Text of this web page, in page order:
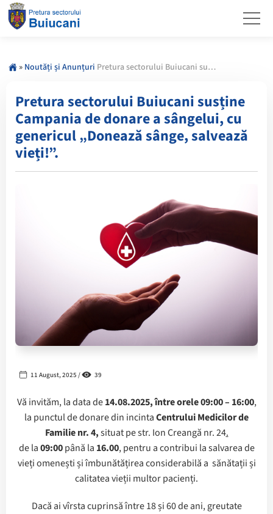
» Noutăți și Anunțuri Pretura sectorului Buiucani susține Campania de donare a sângelui, cu genericul „Donează sânge, salvează vieți!”.
Pretura sectorului Buiucani susține
Campania de donare a sângelui, cu
genericul „Donează sânge, salvează
vieți!”.
11 August, 2025 / 39
Vă invităm, la data de14.08.2025, între orele 09:00 – 16:00,
la punctul de donare din incintaCentrului Medicilor de
Familie nr. 4,situat pe str. Ion Creangă nr. 24.
de la09:00până la 16.00, pentru a contribui la salvarea de
vieți omenești și îmbunătățirea considerabilă a sănătații și
calitatea vieții multor pacienți.
Dacă ai vîrsta cuprinsă între 18 și 60 de ani, greutate